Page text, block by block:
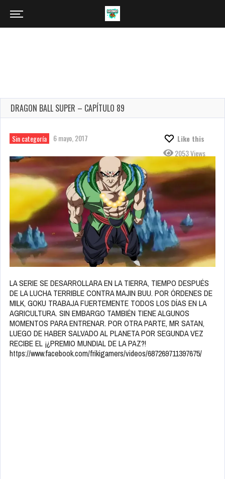
DRAGON BALL SUPER – CAPÍTULO 89
Sin categoría 6 mayo, 2017
Like this
2053 Views
LA SERIE SE DESARROLLARA EN LA TIERRA, TIEMPO DESPUÉS
DE LA LUCHA TERRIBLE CONTRA MAJIN BUU. POR ÓRDENES DE
MILK, GOKU TRABAJA FUERTEMENTE TODOS LOS DÍAS EN LA
AGRICULTURA. SIN EMBARGO TAMBIÉN TIENE ALGUNOS
MOMENTOS PARA ENTRENAR. POR OTRA PARTE, MR SATAN,
LUEGO DE HABER SALVADO AL PLANETA POR SEGUNDA VEZ
RECIBE EL ¡¿PREMIO MUNDIAL DE LA PAZ?!
https://www.facebook.com/frikigamers/videos/687269711397675/